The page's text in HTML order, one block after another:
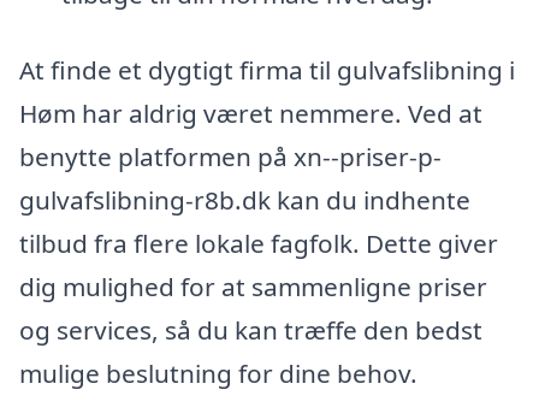
At finde et dygtigt firma til gulvafslibning i
Høm har aldrig været nemmere. Ved at
benytte platformen på xn--priser-p-
gulvafslibning-r8b.dk kan du indhente
tilbud fra flere lokale fagfolk. Dette giver
dig mulighed for at sammenligne priser
og services, så du kan træffe den bedst
mulige beslutning for dine behov.